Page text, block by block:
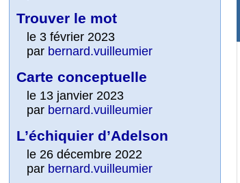
Trouver le mot
le 3 février 2023
par bernard.vuilleumier
Carte conceptuelle
le 13 janvier 2023
par bernard.vuilleumier
L’échiquier d’Adelson
le 26 décembre 2022
par bernard.vuilleumier